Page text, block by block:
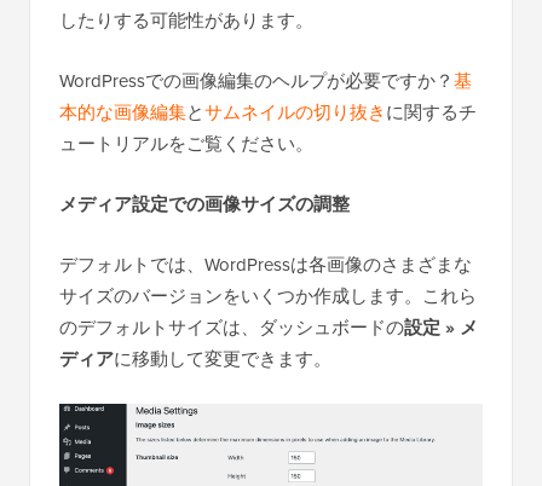
したりする可能性があります。
WordPressでの画像編集のヘルプが必要ですか？基
本的な画像編集とサムネイルの切り抜きに関するチ
ュートリアルをご覧ください。
メディア設定での画像サイズの調整
デフォルトでは、WordPressは各画像のさまざまな
サイズのバージョンをいくつか作成します。これら
のデフォルトサイズは、ダッシュボードの設定 » メ
ディアに移動して変更できます。